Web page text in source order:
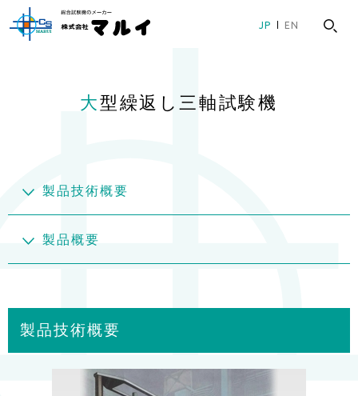
ロ
シ
文
ー
ョ
ッ
JP EN
大型繰返し三軸試験機
製品技術概要
製品概要
製品技術概要